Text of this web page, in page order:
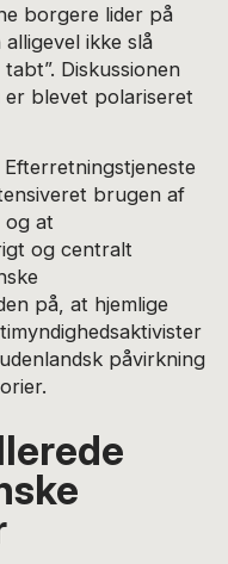
borgere lider på
ikke slå
Diskussionen
blevet polariseret
brugen af
og at
og centralt
på, at hjemlige
påvirkning